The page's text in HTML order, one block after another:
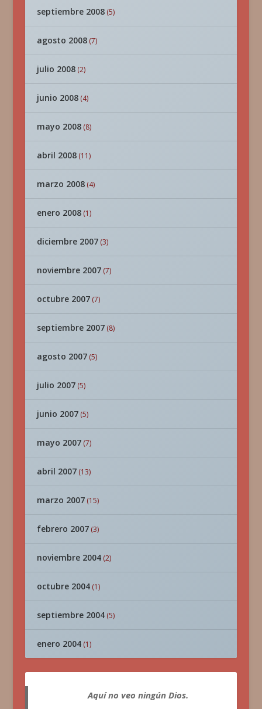
septiembre 2008(5)
agosto 2008(7)
julio 2008(2)
junio 2008(4)
mayo 2008(8)
abril 2008(11)
marzo 2008(4)
enero 2008(1)
diciembre 2007(3)
noviembre 2007(7)
octubre 2007(7)
septiembre 2007(8)
agosto 2007(5)
julio 2007(5)
junio 2007(5)
mayo 2007(7)
abril 2007(13)
marzo 2007(15)
febrero 2007(3)
noviembre 2004(2)
octubre 2004(1)
septiembre 2004(5)
enero 2004(1)
Aquí no veo ningún Dios.